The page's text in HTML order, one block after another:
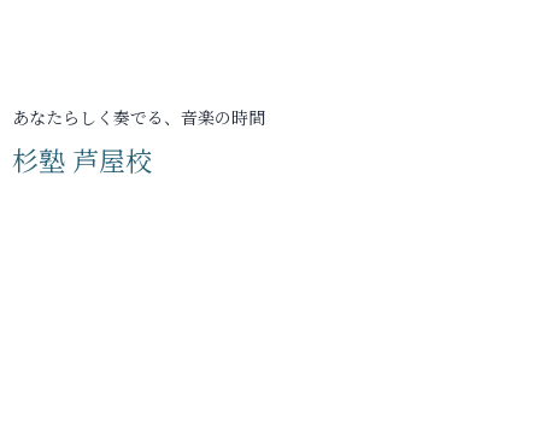
あなたらしく奏でる、音楽の時間
杉塾 芦屋校